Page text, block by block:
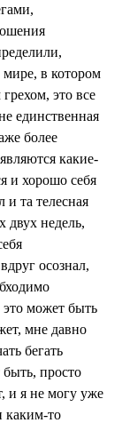
в котором
это все
единственная
более
какие-
и хорошо себя
и та телесная
двух недель,
осознал,
это может быть
мне давно
бегать
просто
и я не могу уже
каким-то